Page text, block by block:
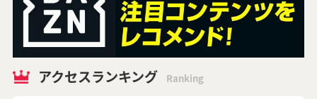
アクセスランキング Ranking